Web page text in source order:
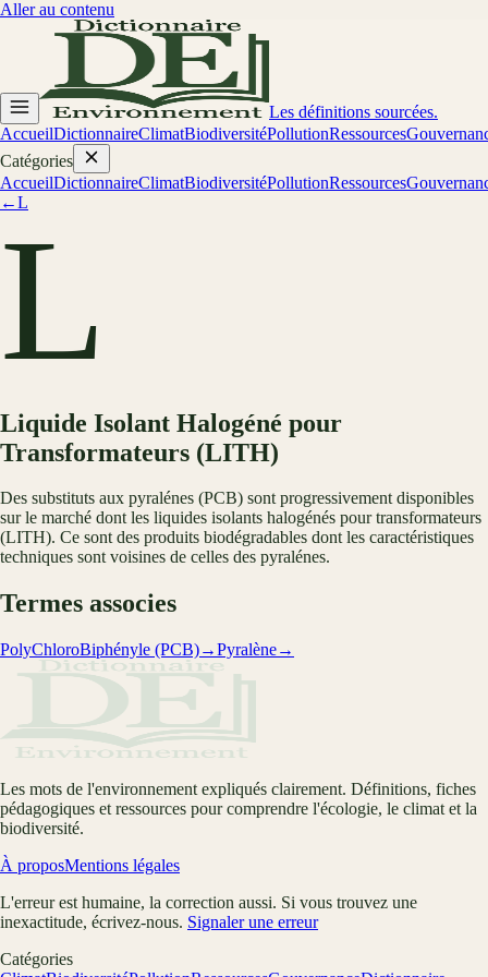
Aller au contenu
Les définitions sourcées.
AccueilDictionnaireClimatBiodiversitéPollutionRessources
Catégories
AccueilDictionnaireClimatBiodiversitéPollutionRessources
←L
L
Liquide Isolant Halogéné pour
Transformateurs (LITH)
Des substituts aux pyralénes (PCB) sont progressivement disponibles
sur le marché dont les liquides isolants halogénés pour transformateurs
(LITH). Ce sont des produits biodégradables dont les caractéristiques
techniques sont voisines de celles des pyralénes.
Termes associes
PolyChloroBiphényle (PCB)→Pyralène→
Les mots de l'environnement expliqués clairement. Définitions, fiches
pédagogiques et ressources pour comprendre l'écologie, le climat et la
biodiversité.
À proposMentions légales
L'erreur est humaine, la correction aussi. Si vous trouvez une
inexactitude, écrivez-nous. Signaler une erreur
Catégories